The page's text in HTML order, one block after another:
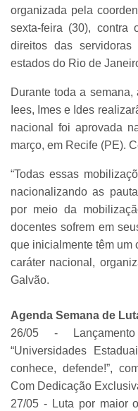
organizada pela
sexta-feira (30), contra
direitos das
estados do Rio de
Durante toda a
Iees, Imes e Ides
nacional foi aprovada
março, em Recife (PE).
“Todas essas
nacionalizando as
por meio da
docentes sofrem em
que inicialmente têm um
caráter nacional,
Galvão.
Agenda Semana de
26/05 -
“Universidades
conhece, defende!”,
Com Dedicação
27/05 - Luta por maior